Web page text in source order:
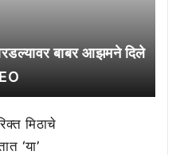
बाबर आझमने दिले
मिठाचे
‘या’